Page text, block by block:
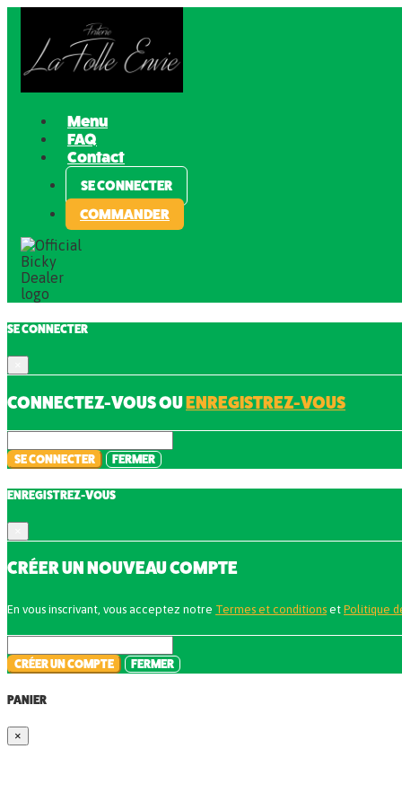
Menu
FAQ
Contact
SE CONNECTER
COMMANDER
SE CONNECTER
CONNECTEZ-VOUS OUENREGISTREZ-VOUS
SE CONNECTER FERMER
ENREGISTREZ-VOUS
CRÉER UN NOUVEAU COMPTE
En vous inscrivant, vous acceptez notre Termes et conditions et Politique
CRÉER UN COMPTE FERMER
PANIER
×